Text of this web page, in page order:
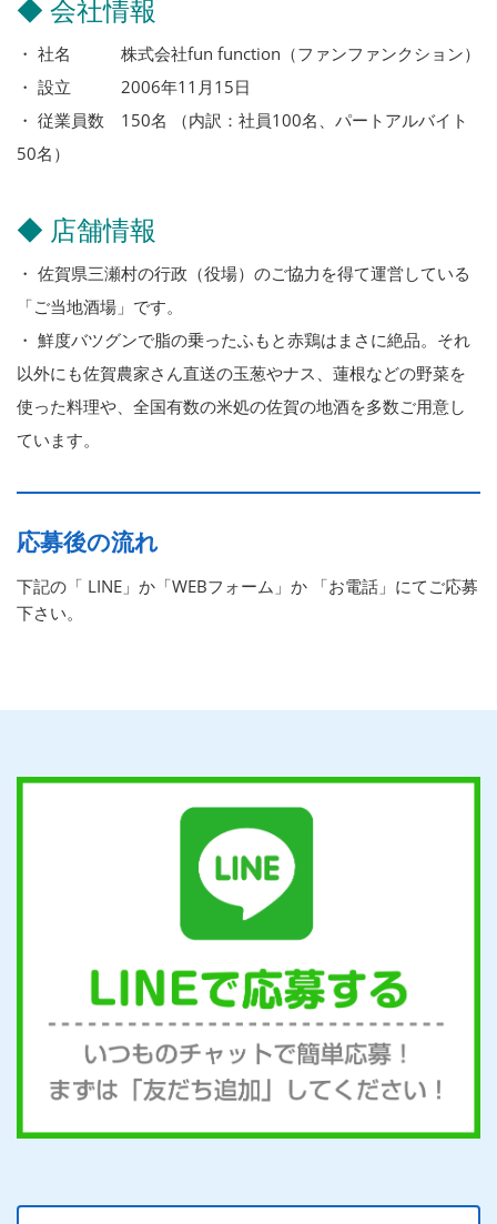
◆ 会社情報
・ 社名 株式会社fun function（ファンファンクション）
・ 設立 2006年11月15日
・ 従業員数 150名 （内訳：社員100名、パートアルバイト
50名）
◆ 店舗情報
・ 佐賀県三瀬村の行政（役場）のご協力を得て運営している
「ご当地酒場」です。
・ 鮮度バツグンで脂の乗ったふもと赤鶏はまさに絶品。それ
以外にも佐賀農家さん直送の玉葱やナス、蓮根などの野菜を
使った料理や、全国有数の米処の佐賀の地酒を多数ご用意し
ています。
応募後の流れ
下記の「 LINE」か「WEBフォーム」か 「お電話」にてご応募
下さい。